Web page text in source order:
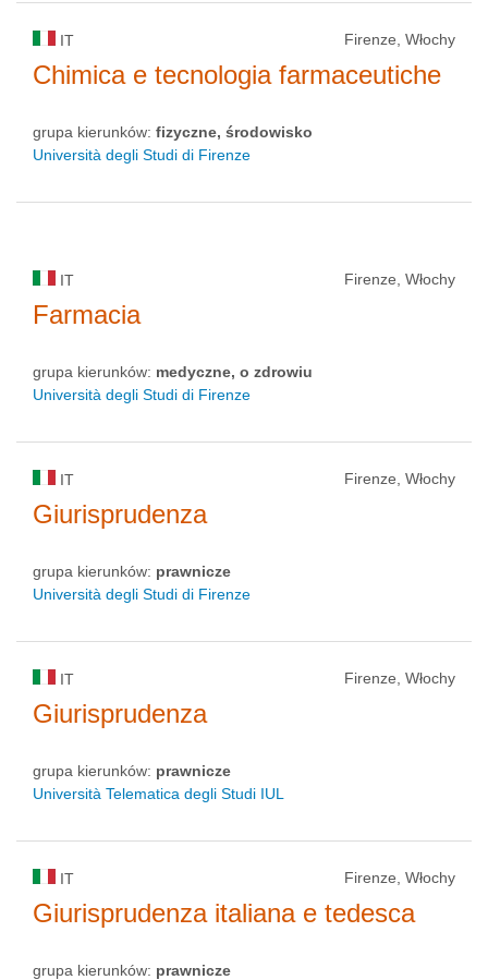
IT Firenze, Włochy
Chimica e tecnologia farmaceutiche
grupa kierunków: fizyczne, środowisko
Università degli Studi di Firenze
IT Firenze, Włochy
Farmacia
grupa kierunków: medyczne, o zdrowiu
Università degli Studi di Firenze
IT Firenze, Włochy
Giurisprudenza
grupa kierunków: prawnicze
Università degli Studi di Firenze
IT Firenze, Włochy
Giurisprudenza
grupa kierunków: prawnicze
Università Telematica degli Studi IUL
IT Firenze, Włochy
Giurisprudenza italiana e tedesca
grupa kierunków: prawnicze